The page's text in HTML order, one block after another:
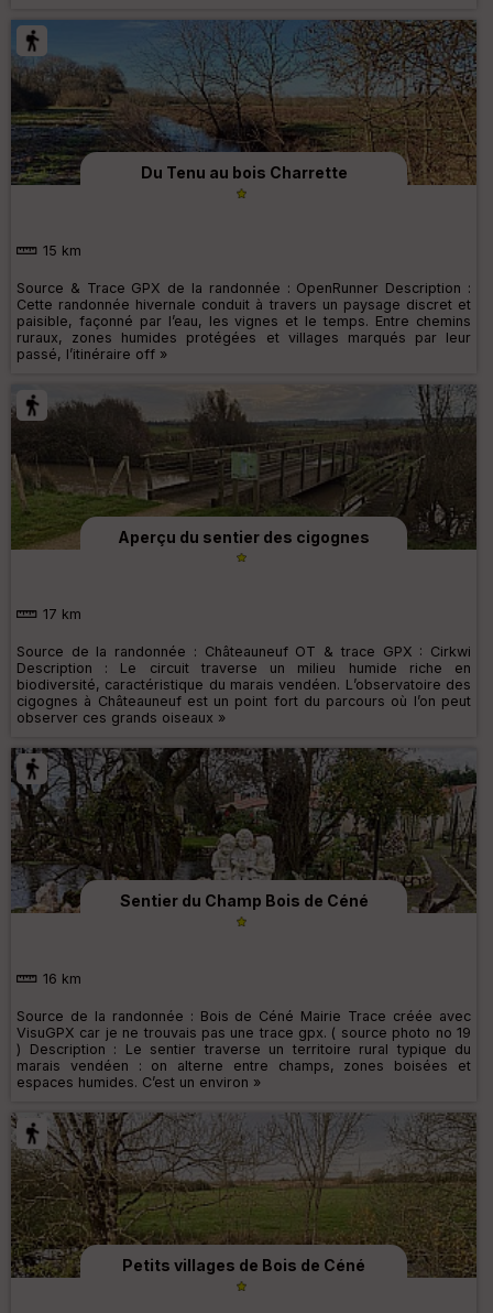
Du Tenu au bois Charrette
15 km
Source & Trace GPX de la randonnée : OpenRunner Description :
Cette randonnée hivernale conduit à travers un paysage discret et
paisible, façonné par l’eau, les vignes et le temps. Entre chemins
ruraux, zones humides protégées et villages marqués par leur
passé, l’itinéraire off »
Aperçu du sentier des cigognes
17 km
Source de la randonnée : Châteauneuf OT & trace GPX : Cirkwi
Description : Le circuit traverse un milieu humide riche en
biodiversité, caractéristique du marais vendéen. L’observatoire des
cigognes à Châteauneuf est un point fort du parcours où l’on peut
observer ces grands oiseaux »
Sentier du Champ Bois de Céné
16 km
Source de la randonnée : Bois de Céné Mairie Trace créée avec
VisuGPX car je ne trouvais pas une trace gpx. ( source photo no 19
) Description : Le sentier traverse un territoire rural typique du
marais vendéen : on alterne entre champs, zones boisées et
espaces humides. C’est un environ »
Petits villages de Bois de Céné